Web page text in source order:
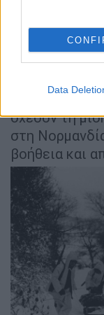
Data
ερχόταν η
υποσχεθεί.
Εκτός από
εξαιρετικά
στρατεύματά
σχεδόν τη
στη
βοήθεια και